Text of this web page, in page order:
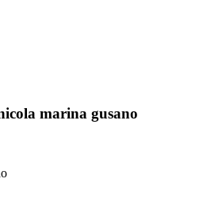
marina gusano